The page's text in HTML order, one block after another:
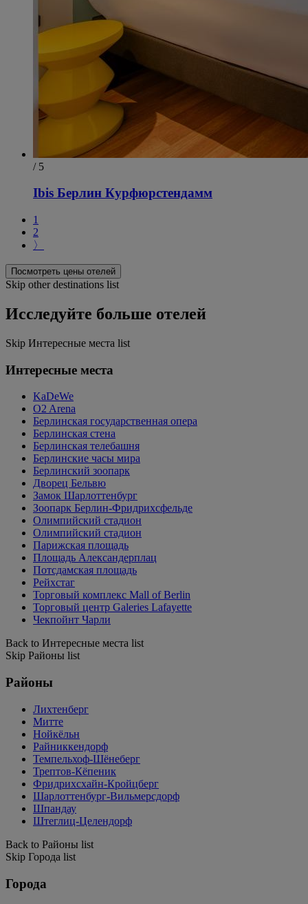
/ 5
Ibis Берлин Курфюрстендамм
1
2
〉
Посмотреть цены отелей
Skip other destinations list
Исследуйте больше отелей
Skip Интересные места list
Интересные места
KaDeWe
O2 Arena
Берлинская государственная опера
Берлинская стена
Берлинская телебашня
Берлинские часы мира
Берлинский зоопарк
Дворец Бельвю
Замок Шарлоттенбург
Зоопарк Берлин-Фридрихсфельде
Олимпийский стадион
Олимпийский стадион
Парижская площадь
Площадь Александерплац
Потсдамская площадь
Рейхстаг
Торговый комплекс Mall of Berlin
Торговый центр Galeries Lafayette
Чекпойнт Чарли
Back to Интересные места list
Skip Районы list
Районы
Лихтенберг
Митте
Нойкёльн
Райниккендорф
Темпельхоф-Шёнеберг
Трептов-Кёпеник
Фридрихсхайн-Кройцберг
Шарлоттенбург-Вильмерсдорф
Шпандау
Штеглиц-Целендорф
Back to Районы list
Skip Города list
Города